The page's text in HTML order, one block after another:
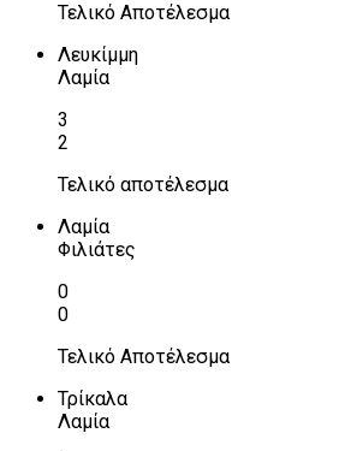
Τελικό Αποτέλεσμα
Λευκίμμη
Λαμία
3
2
Τελικό αποτέλεσμα
Λαμία
Φιλιάτες
0
0
Τελικό Αποτέλεσμα
Τρίκαλα
Λαμία